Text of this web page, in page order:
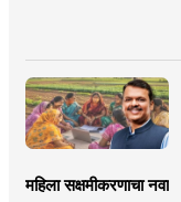
महिला सक्षमीकरणाचा नवा